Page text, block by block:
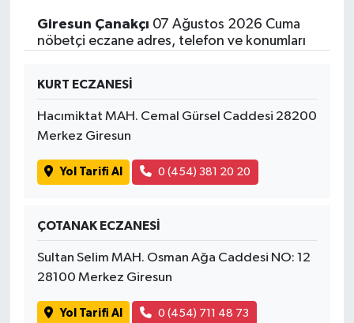
Giresun Çanakçı 07 Ağustos 2026 Cuma
nöbetçi eczane adres, telefon ve konumları
KURT ECZANESİ
Hacımiktat MAH. Cemal Gürsel Caddesi 28200
Merkez Giresun
Yol Tarifi Al 0 (454) 381 20 20
ÇOTANAK ECZANESİ
Sultan Selim MAH. Osman Ağa Caddesi NO: 12
28100 Merkez Giresun
Yol Tarifi Al 0 (454) 711 48 73